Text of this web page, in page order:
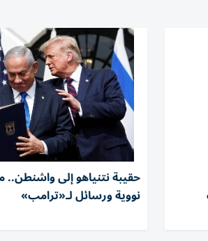
حقيبة نتنياهو إلى
نووية ورسائل لـ«ترامب»